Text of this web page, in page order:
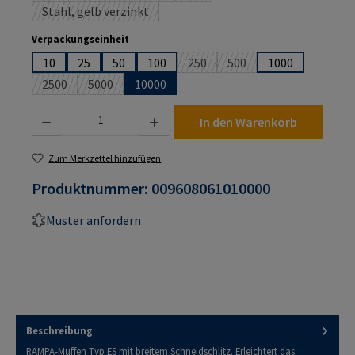
Stahl, gelb verzinkt(Diese Option ist zurzeit nicht verfügbar.)
Verpackungseinheit
10 25 50 100 250(Diese Option ist zurzeit nicht
500(Diese Option ist zurzeit
1000
2500(Diese Option ist zurzeit nicht verfügbar.)
5000(Diese Option ist zurzeit nicht verfügbar.)
10000
In den Warenkorb
Zum Merkzettel hinzufügen
Produktnummer: 009608061010000
Muster anfordern
Beschreibung
RAMPA-Muffen Typ ES mit breitem Schneidschlitz. Erleichtert das